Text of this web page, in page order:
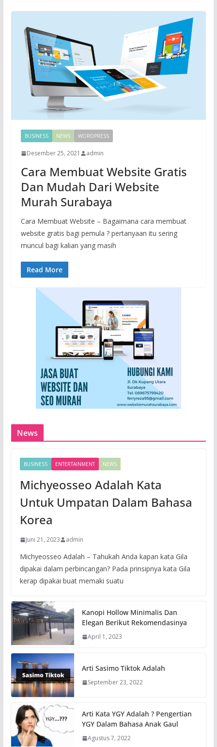
BUSINESS NEWS WORDPRESS
Desember 25, 2021 admin
Cara Membuat Website Gratis
Dan Mudah Dari Website
Murah Surabaya
Cara Membuat Website – Bagaimana cara membuat
website gratis bagi pemula ? pertanyaan itu sering
muncul bagi kalian yang masih
Read More
News
BUSINESS ENTERTAINMENT NEWS
Michyeosseo Adalah Kata
Untuk Umpatan Dalam Bahasa
Korea
Juni 21, 2023 admin
Michyeosseo Adalah – Tahukah Anda kapan kata Gila
dipakai dalam perbincangan? Pada prinsipnya kata Gila
kerap dipakai buat memaki suatu
Kanopi Hollow Minimalis Dan
Elegan Berikut Rekomendasinya
April 1, 2023
Arti Sasimo Tiktok Adalah
September 23, 2022
Arti Kata YGY Adalah ? Pengertian
YGY Dalam Bahasa Anak Gaul
Agustus 7, 2022